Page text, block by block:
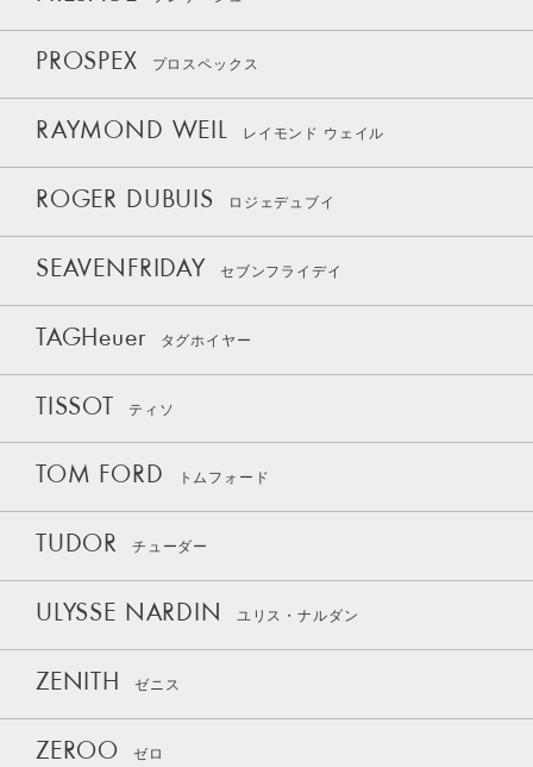
PROSPEX プロスペックス
RAYMOND WEIL レイモンド ウェイル
ROGER DUBUIS ロジェデュブイ
SEAVENFRIDAY セブンフライデイ
TAGHeuer タグホイヤー
TISSOT ティソ
TOM FORD トムフォード
TUDOR チューダー
ULYSSE NARDIN ユリス・ナルダン
ZENITH ゼニス
ZEROO ゼロ